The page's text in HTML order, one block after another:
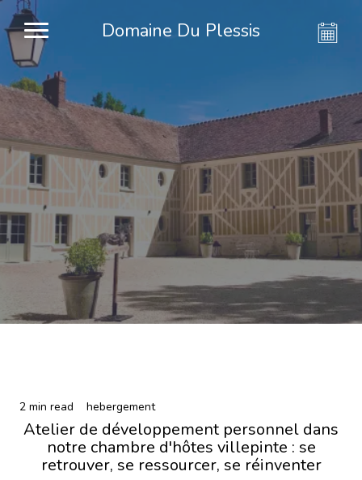
Domaine Du Plessis
2 min read hebergement
Atelier de développement personnel dans
notre chambre d'hôtes villepinte : se
retrouver, se ressourcer, se réinventer